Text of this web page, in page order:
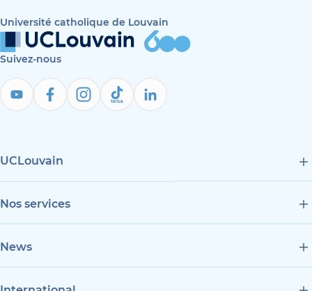
Université catholique de Louvain
Suivez-nous
UCLouvain
Nos services
News